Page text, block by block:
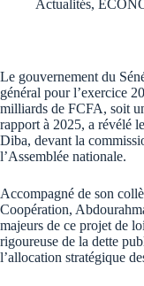
Actualités,
Le gouvernement du
général pour l’exercice
milliards de FCFA, soit
rapport à 2025, a révélé
Diba, devant la
l’Assemblée nationale.
Accompagné de son
Coopération,
majeurs de ce projet de
rigoureuse de la dette
l’allocation stratégique